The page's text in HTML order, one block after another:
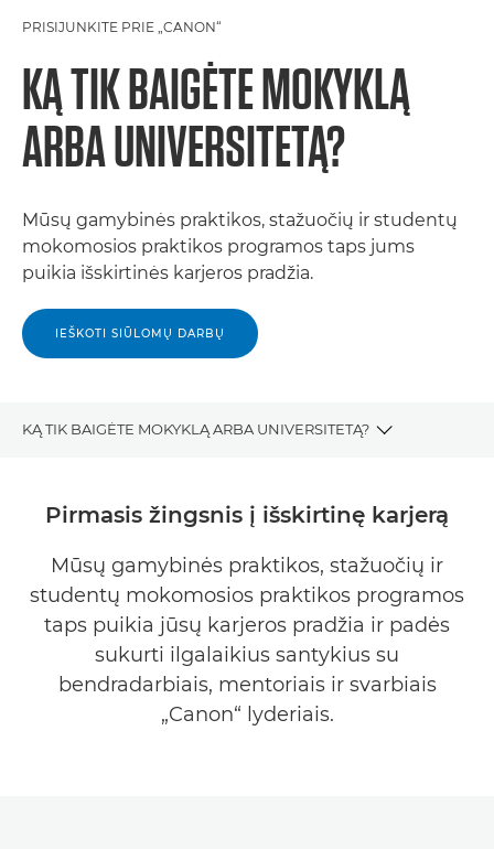
PRISIJUNKITE PRIE „CANON“
KĄ TIK BAIGĖTE MOKYKLĄ
ARBA UNIVERSITETĄ?
Mūsų gamybinės praktikos, stažuočių ir studentų
mokomosios praktikos programos taps jums
puikia išskirtinės karjeros pradžia.
IEŠKOTI SIŪLOMŲ DARBŲ
KĄ TIK BAIGĖTE MOKYKLĄ ARBA UNIVERSITETĄ?
KOMANDOS IR PAREIGOS
KARJEROS PRADŽIA
Pirmasis žingsnis į išskirtinę karjerą
Mūsų gamybinės praktikos, stažuočių ir
studentų mokomosios praktikos programos
taps puikia jūsų karjeros pradžia ir padės
sukurti ilgalaikius santykius su
bendradarbiais, mentoriais ir svarbiais
„Canon“ lyderiais.